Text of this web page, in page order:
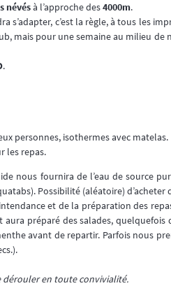
névésà l’approche des4000m.
s’adapter, c’est la règle, à tous les
mais pour une semaine au milieu
.
personnes, isothermes avec matelas.
les repas.
nous fournira de l’eau de source
Possibilité (aléatoire)
et de la préparation des
préparé des salades,
avant de repartir. Parfois nous
en toute convivialité.